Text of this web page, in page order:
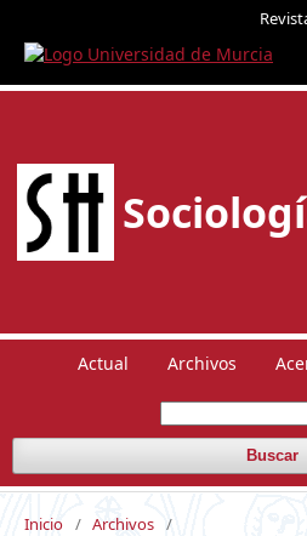
Actual Archivos
Buscar
Inicio / Archivos /